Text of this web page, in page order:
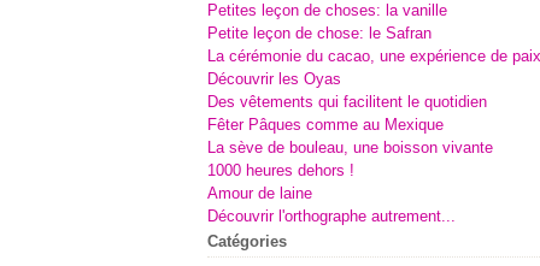
Petites leçon de choses: la vanille
Petite leçon de chose: le Safran
La cérémonie du cacao, une expérience de paix
Découvrir les Oyas
Des vêtements qui facilitent le quotidien
Fêter Pâques comme au Mexique
La sève de bouleau, une boisson vivante
1000 heures dehors !
Amour de laine
Découvrir l'orthographe autrement...
Catégories